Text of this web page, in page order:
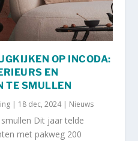
OP INCODA:
EN
TE SMULLEN
| 18 dec, 2024| Nieuws
Dit jaar telde
met pakweg 200